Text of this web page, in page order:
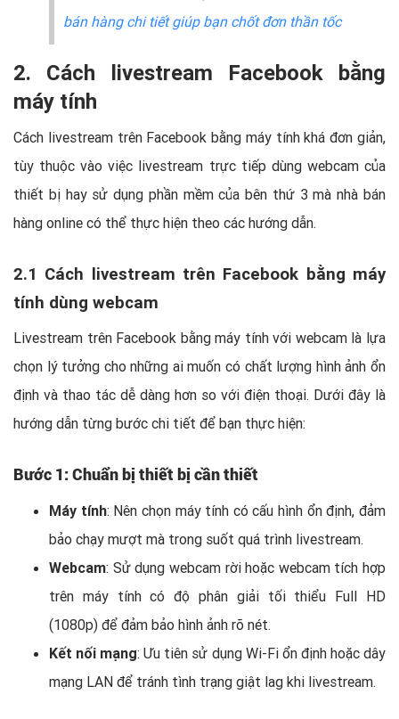
bán hàng chi tiết giúp bạn chốt đơn thần tốc
2. Cách livestream Facebook bằng
máy tính
Cách livestream trên Facebook bằng máy tính khá đơn giản,
tùy thuộc vào việc livestream trực tiếp dùng webcam của
thiết bị hay sử dụng phần mềm của bên thứ 3 mà nhà bán
hàng online có thể thực hiện theo các hướng dẫn.
2.1 Cách livestream trên Facebook bằng máy
tính dùng webcam
Livestream trên Facebook bằng máy tính với webcam là lựa
chọn lý tưởng cho những ai muốn có chất lượng hình ảnh ổn
định và thao tác dễ dàng hơn so với điện thoại. Dưới đây là
hướng dẫn từng bước chi tiết để bạn thực hiện:
Bước 1: Chuẩn bị thiết bị cần thiết
Máy tính: Nên chọn máy tính có cấu hình ổn định, đảm
bảo chạy mượt mà trong suốt quá trình livestream.
Webcam: Sử dụng webcam rời hoặc webcam tích hợp
trên máy tính có độ phân giải tối thiểu Full HD
(1080p) để đảm bảo hình ảnh rõ nét.
Kết nối mạng: Ưu tiên sử dụng Wi-Fi ổn định hoặc dây
mạng LAN để tránh tình trạng giật lag khi livestream.